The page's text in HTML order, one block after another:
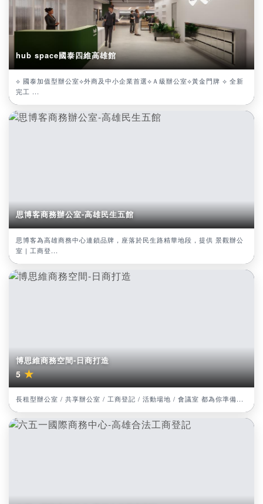
hub space國泰四維高雄館
⟡ 國泰加值型辦公室⟡外商及中小企業首選⟡Ａ級辦公室⟡黃金門牌 ⟡ 全新
完工 ...
思博客商務辦公室-高雄民生五館
思博客為高雄商務中心連鎖品牌，座落於民生路精華地段，提供 景觀辦公
室 | 工商登...
博思維商務空間-日商打造
5★
長租型辦公室 / 共享辦公室 / 工商登記 / 活動場地 / 會議室 都為你準備...